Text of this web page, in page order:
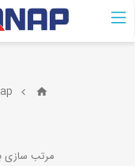
حساب کاربری
مرتب سازی